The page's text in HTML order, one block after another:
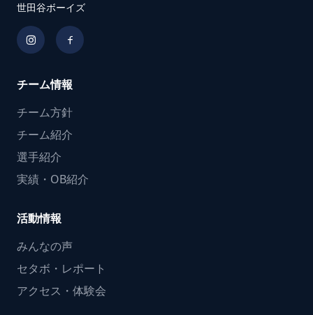
世田谷ボーイズ
チーム情報
チーム方針
チーム紹介
選手紹介
実績・OB紹介
活動情報
みんなの声
セタボ・レポート
アクセス・体験会